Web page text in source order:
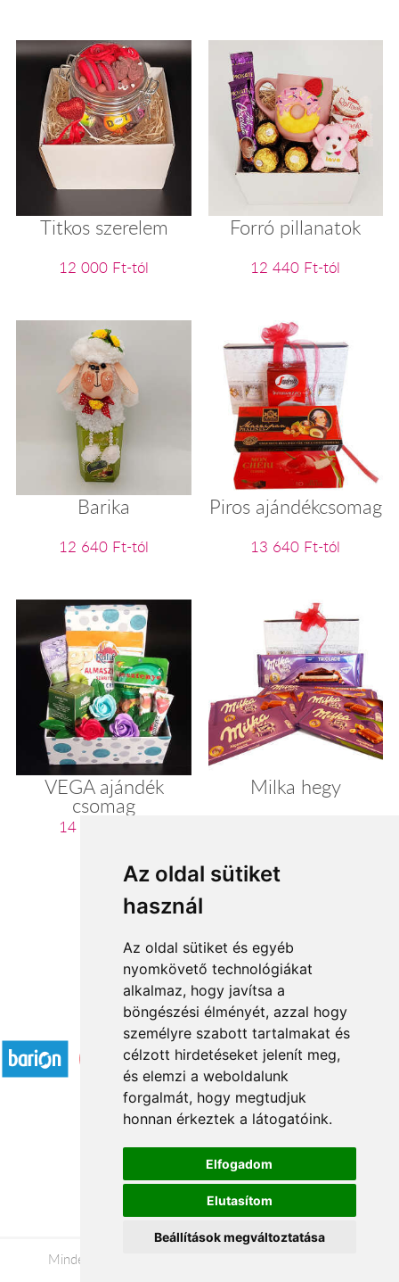
Az oldal sütiket
használ
Az oldal sütiket és egyéb
nyomkövető technológiákat
alkalmaz, hogy javítsa a
böngészési élményét, azzal hogy
személyre szabott tartalmakat és
célzott hirdetéseket jelenít meg,
és elemzi a weboldalunk
forgalmát, hogy megtudjuk
honnan érkeztek a látogatóink.
Elfogadom
Elutasítom
Beállítások megváltoztatása
Titkos szerelem
12 000 Ft-tól
Forró pillanatok
12 440 Ft-tól
Barika
12 640 Ft-tól
Piros ajándékcsomag
13 640 Ft-tól
VEGA ajándék
csomag
14 000 Ft-tól
Milka hegy
2 3 ...
Elfogadott fizetési módok
Á.SZ.F.
Impresszum
Adatkezelési tájékoztató
Minden jog fenntartva © 2026 |